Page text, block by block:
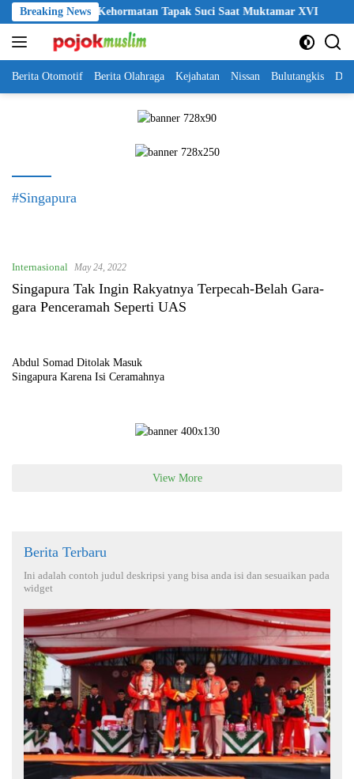
Skip
to
content
Breaking News
Anggota Kehormatan Tapak Suci Saat Muktamar XVI
Berita Otomotif Berita Olahraga Kejahatan Nissan Bulutangkis
#Singapura
Internasional May 24, 2022
Singapura Tak Ingin Rakyatnya Terpecah-Belah Gara-
gara Penceramah Seperti UAS
Abdul Somad Ditolak Masuk
Singapura Karena Isi Ceramahnya
View More
Berita Terbaru
Ini adalah contoh judul deskripsi yang bisa anda isi dan sesuaikan pada
widget